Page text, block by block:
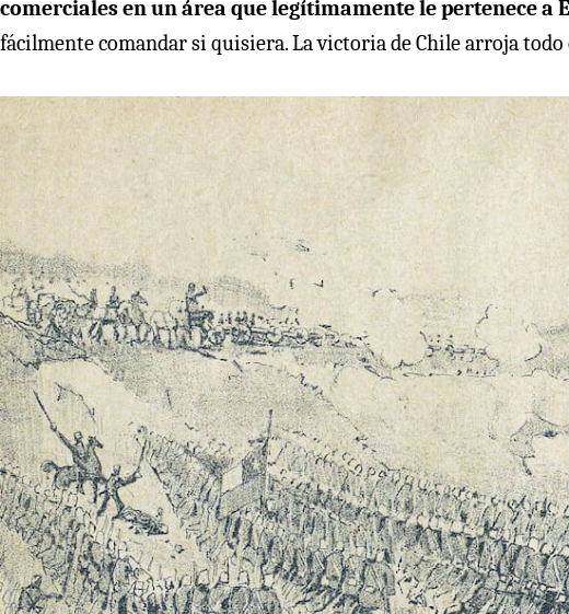
comerciales en un área que legítimamente le pertenece a
fácilmente comandar si quisiera. La victoria de Chile arroja todo